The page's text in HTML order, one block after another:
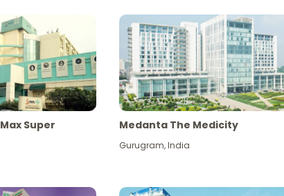
Super Medanta The Medicity
Gurugram,India